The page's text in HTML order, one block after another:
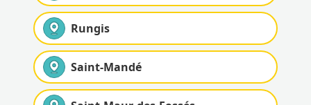
Rungis
Saint-Mandé